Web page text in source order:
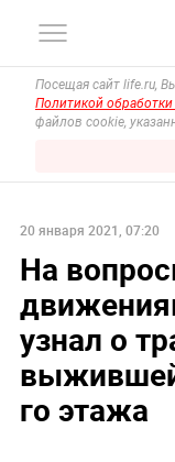
Посещая сайт life.ru,
Политикой
файлов cookie,
20 января 2021, 07:20
На
узнал о
го этажа